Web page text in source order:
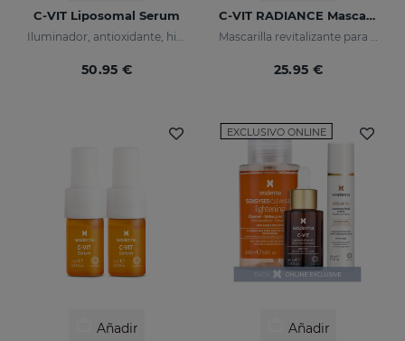
C-VIT Liposomal Serum
Iluminador, antioxidante, hidratante y antiarrugas
50.95 €
C-VIT RADIANCE Mascarilla
Mascarilla revitalizante para pieles cansadas, apagadas o sin brillo
25.95 €
Añadir
EXCLUSIVO ONLINE
Añadir